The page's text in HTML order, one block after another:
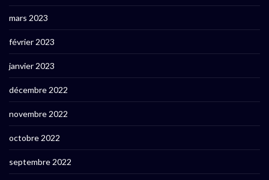
mars 2023
février 2023
janvier 2023
décembre 2022
novembre 2022
octobre 2022
septembre 2022